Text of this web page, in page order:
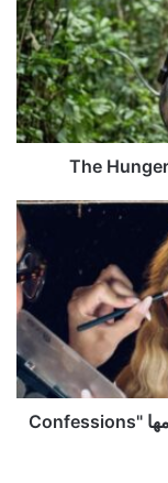
مادونا تشوق الجمهور للجزء الثاني من ألبومها "Confessions